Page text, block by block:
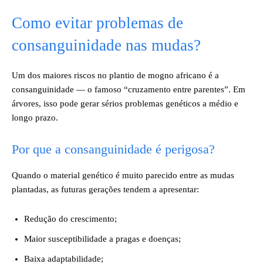
Como evitar problemas de
consanguinidade nas mudas?
Um dos maiores riscos no plantio de mogno africano é a
consanguinidade — o famoso “cruzamento entre parentes”. Em
árvores, isso pode gerar sérios problemas genéticos a médio e
longo prazo.
Por que a consanguinidade é perigosa?
Quando o material genético é muito parecido entre as mudas
plantadas, as futuras gerações tendem a apresentar:
Redução do crescimento;
Maior susceptibilidade a pragas e doenças;
Baixa adaptabilidade;